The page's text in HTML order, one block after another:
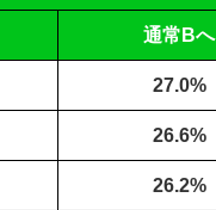
通常Bへ
27.0%
26.6%
26.2%